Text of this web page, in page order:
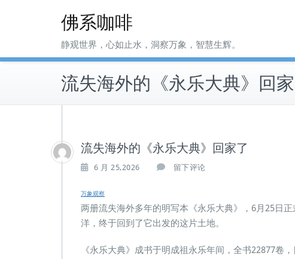
佛系咖啡
静观世界，心如止水，洞察万象，智慧生辉。
流失海外的《永乐大典》回
流失海外的《永乐大典》回家了
6 月 25,2026 留下评论
万象观察
两册流失海外多年的明写本《永乐大典》，6月25日
洋，终于回到了它出发的这片土地。
《永乐大典》成书于明成祖永乐年间，全书22877卷